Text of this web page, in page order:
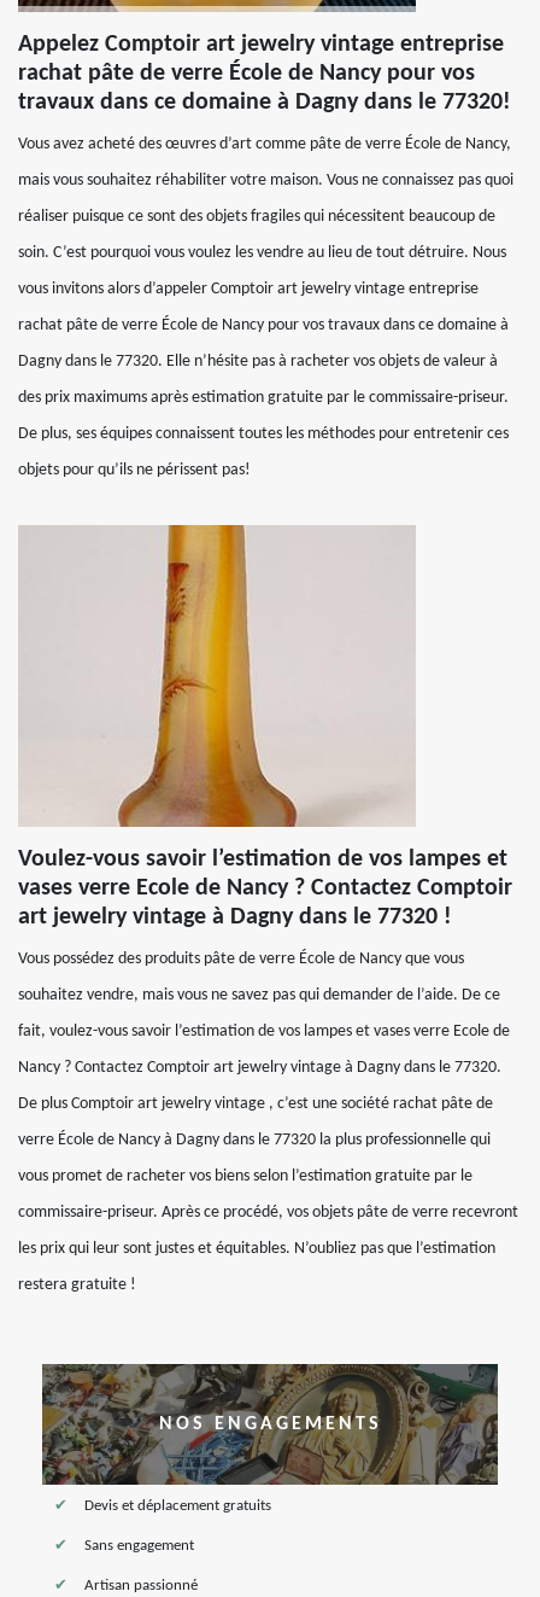
Appelez Comptoir art jewelry vintage entreprise
rachat pâte de verre École de Nancy pour vos
travaux dans ce domaine à Dagny dans le 77320!
Vous avez acheté des œuvres d’art comme pâte de verre École de Nancy,
mais vous souhaitez réhabiliter votre maison. Vous ne connaissez pas quoi
réaliser puisque ce sont des objets fragiles qui nécessitent beaucoup de
soin. C’est pourquoi vous voulez les vendre au lieu de tout détruire. Nous
vous invitons alors d’appeler Comptoir art jewelry vintage entreprise
rachat pâte de verre École de Nancy pour vos travaux dans ce domaine à
Dagny dans le 77320. Elle n’hésite pas à racheter vos objets de valeur à
des prix maximums après estimation gratuite par le commissaire-priseur.
De plus, ses équipes connaissent toutes les méthodes pour entretenir ces
objets pour qu’ils ne périssent pas!
Voulez-vous savoir l’estimation de vos lampes et
vases verre Ecole de Nancy ? Contactez Comptoir
art jewelry vintage à Dagny dans le 77320 !
Vous possédez des produits pâte de verre École de Nancy que vous
souhaitez vendre, mais vous ne savez pas qui demander de l’aide. De ce
fait, voulez-vous savoir l’estimation de vos lampes et vases verre Ecole de
Nancy ? Contactez Comptoir art jewelry vintage à Dagny dans le 77320.
De plus Comptoir art jewelry vintage , c’est une société rachat pâte de
verre École de Nancy à Dagny dans le 77320 la plus professionnelle qui
vous promet de racheter vos biens selon l’estimation gratuite par le
commissaire-priseur. Après ce procédé, vos objets pâte de verre recevront
les prix qui leur sont justes et équitables. N’oubliez pas que l’estimation
restera gratuite !
NOS ENGAGEMENTS
Devis et déplacement gratuits
Sans engagement
Artisan passionné